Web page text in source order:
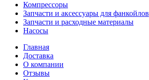
Компрессоры
Запчасти и аксессуары для фанкойлов
Запчасти и расходные материалы
Насосы
Главная
Доставка
О компании
Отзывы